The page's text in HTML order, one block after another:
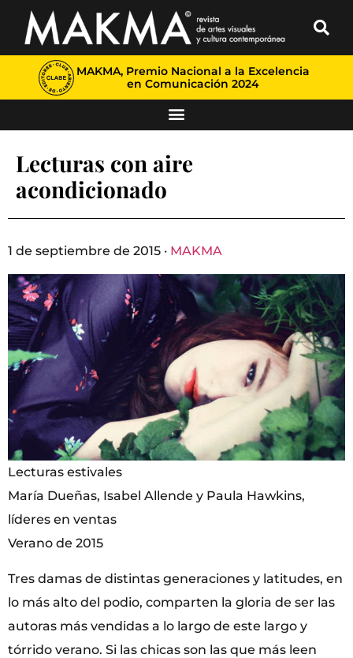
MAKMA, Premio Nacional a la Excelencia
en Comunicación 2024
Lecturas con aire
acondicionado
1 de septiembre de 2015 · MAKMA
Lecturas estivales
María Dueñas, Isabel Allende y Paula Hawkins,
líderes en ventas
Verano de 2015
Tres damas de distintas generaciones y latitudes, en
lo más alto del podio, comparten la gloria de ser las
autoras más vendidas a lo largo de este largo y
tórrido verano. Si las chicas son las que más leen